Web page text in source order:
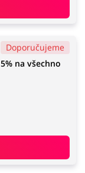
Doporučujeme
na všechno